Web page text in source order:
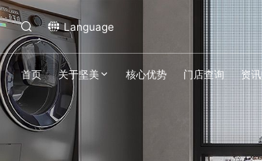
Language
首页 关于坚美 核心优势 门店查询 资